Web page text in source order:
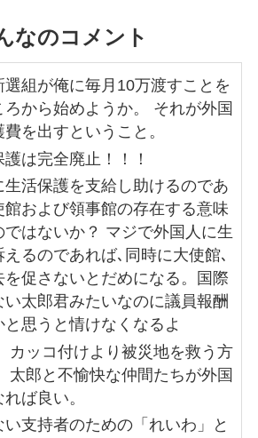
なのコメント
選組が俺に毎月10万渡すことを
ろから始めようか。 それが外国
を出すということ。
は完全廃止！！！
生活保護を支給し助けるのであ
館および領事館の存在する意味
ではないか？ マジで外国人に生
るのであれば､同時に大使館､
を促さないとだめになる。国際
太郎君みたいなのに議員報酬
思うと情けなくなるよ
カッコ付けより被災地を救う方
太郎と不愉快な仲間たちが外国
ば良い。
支持者のための「れいわ」と